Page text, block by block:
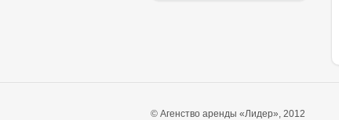
© Агенство аренды «Лидер», 2012